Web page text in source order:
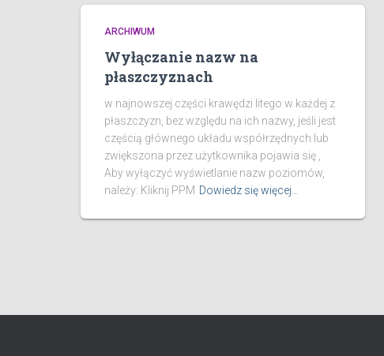
ARCHIWUM
Wyłączanie nazw na
płaszczyznach
w najnowszej części krawędzi litego w każdej z
płaszczyzn, bez względu na ich nazwy, jeśli jest
częścią głównego układu współrzędnych lub
zwiększona przez użytkownika pojawia się ,
Aby wyłączyć wyświetlanie nazw poziomów,
należy: Kliknij PPM Dowiedz się więcej…